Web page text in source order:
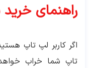
راهنمای
اگر کاربر لپ تاپ
تاپ شما خراب